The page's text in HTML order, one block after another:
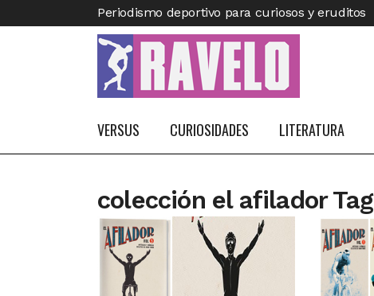
Periodismo deportivo para curiosos y eruditos
VERSUS CURIOSIDADES LITERATURA
colección el afilador Tag